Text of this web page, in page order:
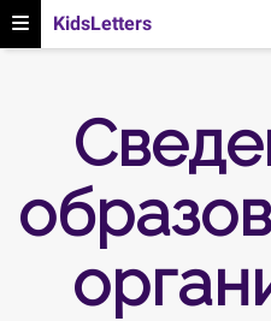
KidsLetters